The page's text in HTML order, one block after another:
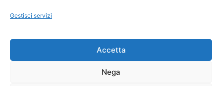
Gestisci servizi
Accetta
Nega
Copyright 2026 NotiziePlus.com
📰 Contenuto Umano Verificato